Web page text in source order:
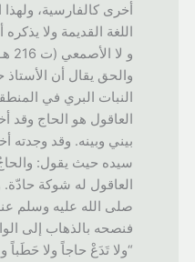
أخرى كالفارسية،
و لا الأصمعي (ت 216 هـ) في كتابه النبات.
والحق يقال أن
النبات البري في
العاقول هو الحاج وقد
بيني وبينه. وقد
سيده حيث يقول:
العاقول له شوكة
صلى الله عليه وسلم
فنصحه بالذهاب إلى
“ولا تَدَعْ حاجاً ولا